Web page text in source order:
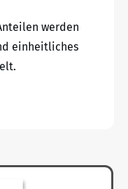
werden
einheitliches